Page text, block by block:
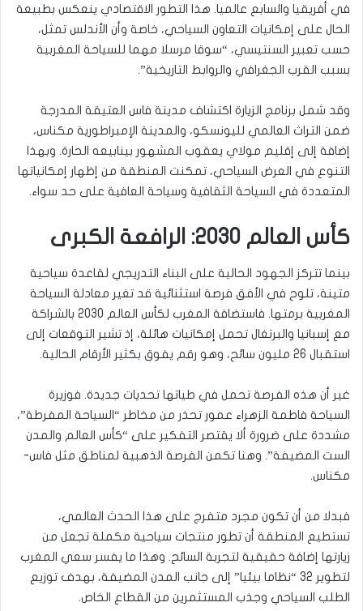
في أفريقيا والسابع عالميا. هذا التطور الاقتصادي ينعكس بطبيعة
الحال على إمكانيات التعاون السياحي، خاصة وأن الأندلس تمثل،
حسب تعبير السنتيسي، “سوقا مرسلا مهما للسياحة المغربية
بسبب القرب الجغرافي والروابط التاريخية”.
وقد شمل برنامج الزيارة اكتشاف مدينة فاس العتيقة المدرجة
ضمن التراث العالمي لليونسكو، والمدينة الإمبراطورية مكناس،
إضافة إلى إقليم مولاي يعقوب المشهور بينابيعه الحارة. وبهذا
التنوع في العرض السياحي، تمكنت المنطقة من إظهار إمكانياتها
المتعددة في السياحة الثقافية وسياحة العافية على حد سواء.
كأس العالم 2030: الرافعة الكبرى
بينما تتركز الجهود الحالية على البناء التدريجي لقاعدة سياحية
متينة، تلوح في الأفق فرصة استثنائية قد تغير معادلة السياحة
المغربية برمتها. فاستضافة المغرب لكأس العالم 2030 بالشراكة
مع إسبانيا والبرتغال تحمل إمكانيات هائلة، إذ تشير التوقعات إلى
استقبال 26 مليون سائح، وهو رقم يفوق بكثير الأرقام الحالية.
غير أن هذه الفرصة تحمل في طياتها تحديات جديدة. فوزيرة
السياحة فاطمة الزهراء عمور تحذر من مخاطر “السياحة المفرطة”،
مشددة على ضرورة ألا يقتصر التفكير على “كأس العالم والمدن
الست المضيفة”. وهنا تكمن الفرصة الذهبية لمناطق مثل فاس-
مكناس.
فبدلا من أن تكون مجرد متفرج على هذا الحدث العالمي،
تستطيع المنطقة أن تطور منتجات سياحية مكملة تجعل من
زيارتها إضافة حقيقية لتجربة السائح. وهذا ما يفسر سعي المغرب
لتطوير 32 “نظاما بيئيا” إلى جانب المدن المضيفة، بهدف توزيع
الطلب السياحي وجذب المستثمرين من القطاع الخاص.